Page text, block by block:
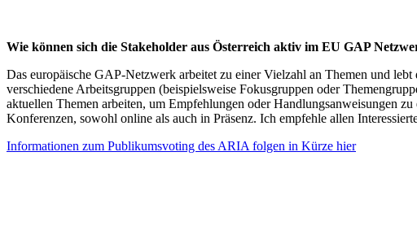
Wie können sich die Stakeholder aus Österreich aktiv im EU GAP
Das europäische GAP-Netzwerk arbeitet zu einer Vielzahl an Themen und
verschiedene Arbeitsgruppen (beispielsweise Fokusgruppen oder
aktuellen Themen arbeiten, um Empfehlungen oder Handlungsanweisungen
Konferenzen, sowohl online als auch in Präsenz. Ich empfehle allen
Informationen zum Publikumsvoting des ARIA folgen in Kürze hier